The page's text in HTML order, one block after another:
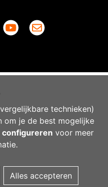
technieken)
om je de best mogelijke
configureren voor meer
Alles accepteren
Managed hosting